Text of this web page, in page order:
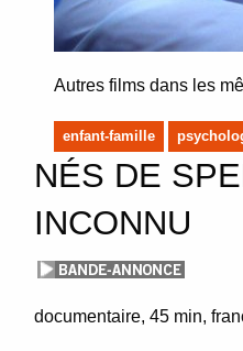
Autres films dans les
enfant-famille
NÉS DE
INCONNU
documentaire 45 min